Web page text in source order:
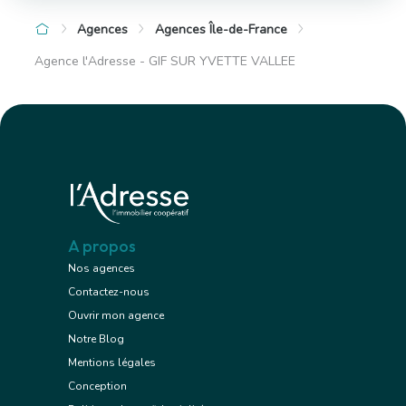
Agences
Agences Île-de-France
Agence l'Adresse - GIF SUR YVETTE VALLEE
A propos
Nos agences
Contactez-nous
Ouvrir mon agence
Notre Blog
Mentions légales
Conception